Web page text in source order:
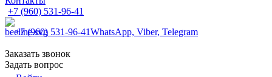
+7 (960) 531-96-41
+7 (960) 531-96-41WhatsApp, Viber, Telegram
Заказать звонок
Задать вопрос